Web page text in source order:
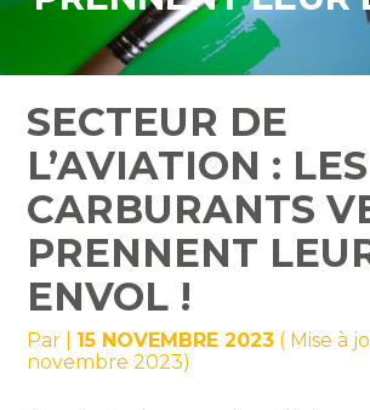
SECTEUR DE
L’AVIATION : LES
CARBURANTS
PRENNENT
ENVOL !
Par 15 NOVEMBRE 2023 ( Mise à
novembre 2023)